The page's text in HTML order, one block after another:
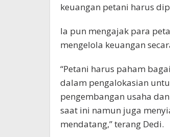
keuangan petani harus
Ia pun mengajak para
mengelola keuangan
“Petani harus paham
dalam pengalokasian
pengembangan usaha
saat ini namun juga
mendatang,” terang Dedi.